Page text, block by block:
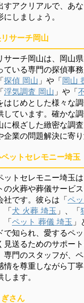
すアクリアルで、あ
にしましょう。
サーチ岡山
サーチ岡山は、岡山
ている専門の探偵事
探偵 岡山 」や「岡山
浮気調査 岡山 」や「
はじめとした様々な
しています。確かな
に根ざした緻密な調
企業の問題解決に寄り
ットセレモニー埼玉
ットセレモニー埼玉
の火葬や葬儀サービ
社です。彼らは「ペ
「犬 火葬 埼玉 」、「
「ペット 葬儀 埼玉
で知られ、愛するペ
見送るためのサポー
専門のスタッフが、
情を尊重しながら丁
します。
ぎさん